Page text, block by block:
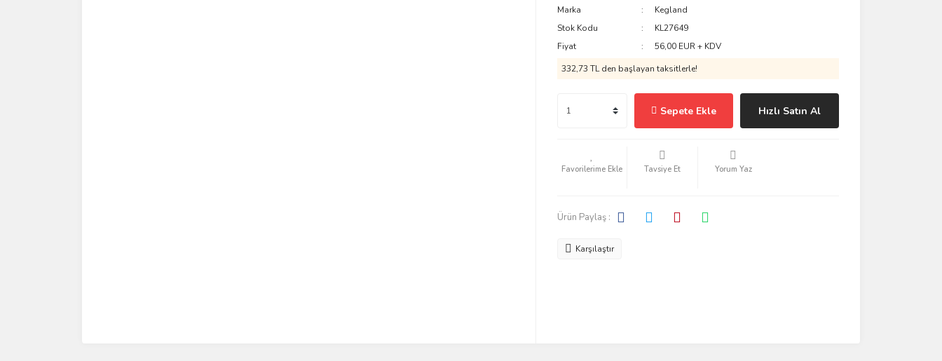
Marka
Kegland
Stok Kodu
KL27649
Fiyat
56,00 EUR + KDV
332,73 TL den başlayan taksitlerle!
Sepete Ekle Hızlı Satın Al
Tavsiye Et Yorum Yaz
Ürün Paylaş :
Karşılaştır